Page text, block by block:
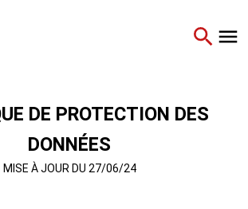
DE PROTECTION DES
DONNÉES
MISE À JOUR DU 27/06/24